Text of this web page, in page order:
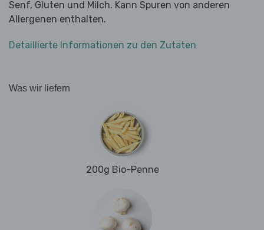
Senf, Gluten und Milch. Kann Spuren von anderen
Allergenen enthalten.
Detaillierte Informationen zu den Zutaten
Was wir liefern
200g Bio-Penne